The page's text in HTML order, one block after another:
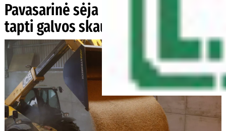
Pavasarinė sėja ūkininkams gali
tapti galvos skausmu